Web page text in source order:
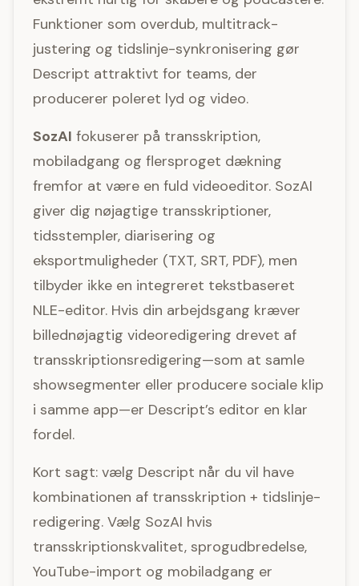
Funktioner som overdub, multitrack-
justering og tidslinje-synkronisering gør
Descript attraktivt for teams, der
producerer poleret lyd og video.
SozAI fokuserer på transskription,
mobiladgang og flersproget dækning
fremfor at være en fuld videoeditor. SozAI
giver dig nøjagtige transskriptioner,
tidsstempler, diarisering og
eksportmuligheder (TXT, SRT, PDF), men
tilbyder ikke en integreret tekstbaseret
NLE-editor. Hvis din arbejdsgang kræver
billednøjagtig videoredigering drevet af
transskriptionsredigering—som at samle
showsegmenter eller producere sociale klip
i samme app—er Descript’s editor en klar
fordel.
Kort sagt: vælg Descript når du vil have
kombinationen af transskription + tidslinje-
redigering. Vælg SozAI hvis
transskriptionskvalitet, sprogudbredelse,
YouTube-import og mobiladgang er